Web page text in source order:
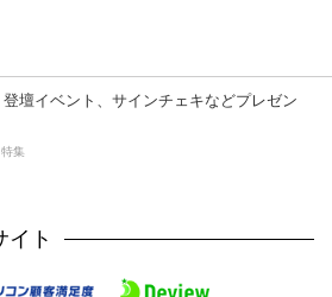
壇イベント、サインチェキなどプレゼン
集
イト